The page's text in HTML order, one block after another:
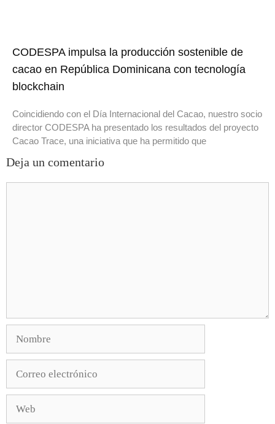
CODESPA impulsa la producción sostenible de
cacao en República Dominicana con tecnología
blockchain
Coincidiendo con el Día Internacional del Cacao, nuestro socio
director CODESPA ha presentado los resultados del proyecto
Cacao Trace, una iniciativa que ha permitido que
Deja un comentario